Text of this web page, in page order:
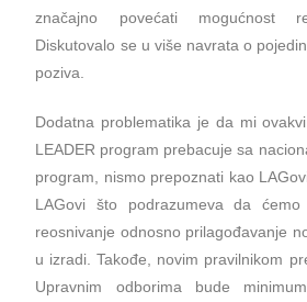
značajno povećati mogućnost
Diskutovalo se u više navrata o
poziva.
Dodatna problematika je da mi
LEADER program prebacuje sa
program, nismo prepoznati kao
LAGovi što podrazumeva da
reosnivanje odnosno prilagođavanje
u izradi. Takođe, novim pravilnikom
Upravnim odborima bude